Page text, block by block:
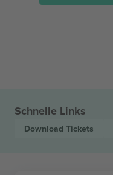
Schnelle Links
Download Tickets